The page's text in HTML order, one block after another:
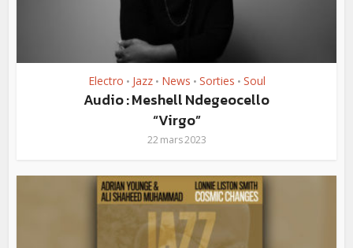
Electro • Jazz • News • Sorties • Soul
Audio : Meshell Ndegeocello
“Virgo”
22 mars 2023